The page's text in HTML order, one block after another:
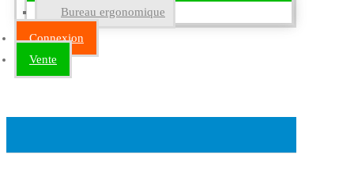
Bureau ergonomique
Connexion
Vente